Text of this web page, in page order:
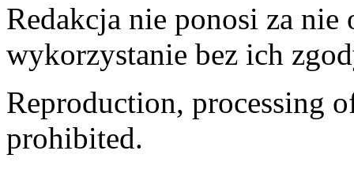
Redakcja nie ponosi za
wykorzystanie bez ich
Reproduction, processing
prohibited.